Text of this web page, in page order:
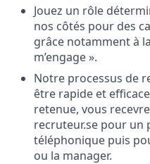
Jouez un rôle
nos côtés pour des
grâce notamment à
m’engage ».
Notre processus de
être rapide et
retenue, vous
recruteur.se pour un
téléphonique puis
ou la manager.